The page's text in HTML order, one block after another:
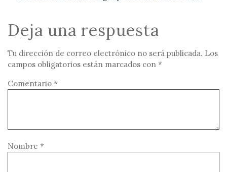
Deja una respuesta
Tu dirección de correo electrónico no será publicada. Los
campos obligatorios están marcados con *
Comentario *
Nombre *